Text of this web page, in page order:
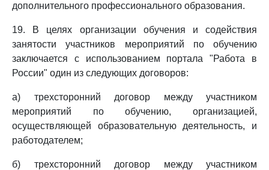
дополнительного профессионального образования.
19. В целях организации обучения и содействия
занятости участников мероприятий по обучению
заключается с использованием портала "Работа в
России" один из следующих договоров:
а) трехсторонний договор между участником
мероприятий по обучению, организацией,
осуществляющей образовательную деятельность, и
работодателем;
б) трехсторонний договор между участником